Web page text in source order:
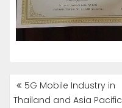
POST
NAVIGATION
5G Mobile Industry in
Thailand and Asia Pacific